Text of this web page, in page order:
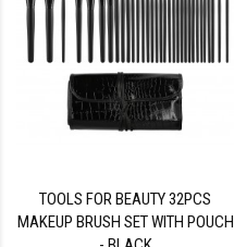
TOOLS FOR BEAUTY 32PCS
MAKEUP BRUSH SET WITH POUCH